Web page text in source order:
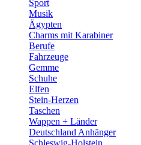
Sport
Musik
Ägypten
Charms mit Karabiner
Berufe
Fahrzeuge
Gemme
Schuhe
Elfen
Stein-Herzen
Taschen
Wappen + Länder
Deutschland Anhänger
Schleswig-Holstein